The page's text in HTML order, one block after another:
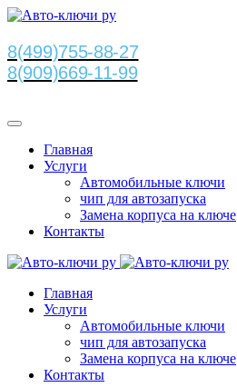
8(499)755-88-27
8(909)669-11-99
Главная
Услуги
Автомобильные ключи
чип для автозапуска
Замена корпуса на ключе
Контакты
Главная
Услуги
Автомобильные ключи
чип для автозапуска
Замена корпуса на ключе
Контакты